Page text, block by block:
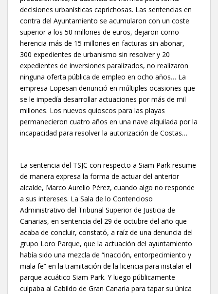
decisiones urbanísticas caprichosas. Las sentencias en
contra del Ayuntamiento se acumularon con un coste
superior a los 50 millones de euros, dejaron como
herencia más de 15 millones en facturas sin abonar,
300 expedientes de urbanismo sin resolver y 20
expedientes de inversiones paralizados, no realizaron
ninguna oferta pública de empleo en ocho años… La
empresa Lopesan denunció en múltiples ocasiones que
se le impedía desarrollar actuaciones por más de mil
millones. Los nuevos quioscos para las playas
permanecieron cuatro años en una nave alquilada por la
incapacidad para resolver la autorización de Costas…
La sentencia del TSJC con respecto a Siam Park resume
de manera expresa la forma de actuar del anterior
alcalde, Marco Aurelio Pérez, cuando algo no responde
a sus intereses. La Sala de lo Contencioso
Administrativo del Tribunal Superior de Justicia de
Canarias, en sentencia del 29 de octubre del año que
acaba de concluir, constató, a raíz de una denuncia del
grupo Loro Parque, que la actuación del ayuntamiento
había sido una mezcla de “inacción, entorpecimiento y
mala fe” en la tramitación de la licencia para instalar el
parque acuático Siam Park. Y luego públicamente
culpaba al Cabildo de Gran Canaria para tapar su única